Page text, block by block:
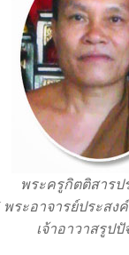
พระครูกิตติสารป
พระอาจารย์ประสง
เจ้าอาวาสรูปปั